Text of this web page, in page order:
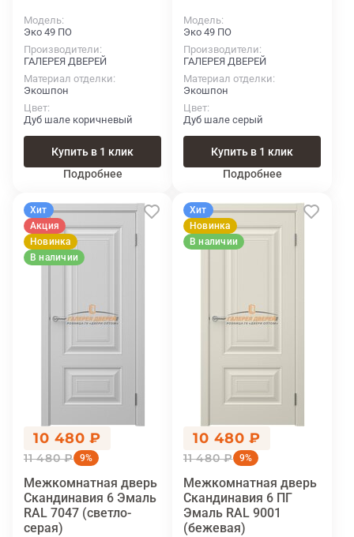
Модель
Эко 49 ПО
Производители
ГАЛЕРЕЯ ДВЕРЕЙ
Материал отделки
Экошпон
Цвет
Дуб шале коричневый
Купить в 1 клик
Подробнее
Модель
Эко 49 ПО
Производители
ГАЛЕРЕЯ ДВЕРЕЙ
Материал отделки
Экошпон
Цвет
Дуб шале серый
Купить в 1 клик
Подробнее
Хит
Акция
Новинка
В наличии
10 480 ₽
11 480 ₽ 9%
Межкомнатная дверь
Скандинавия 6 Эмаль
RAL 7047 (светло-
серая)
Хит
Новинка
В наличии
10 480 ₽
11 480 ₽ 9%
Межкомнатная дверь
Скандинавия 6 ПГ
Эмаль RAL 9001
(бежевая)